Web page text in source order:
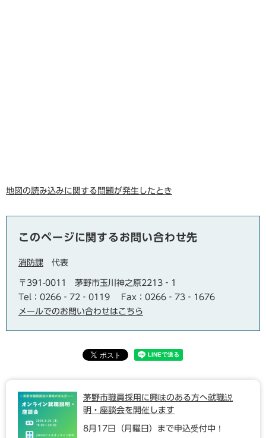
地図の読み込みに関する問題が発生したとき
このページに関するお問い合わせ先
消防課 代表
〒391-0011
茅野市玉川神之原2213‐1
Tel：0266‐72‐0119
Fax：0266‐73‐1676
メールでのお問い合わせはこちら
茅野市職員採用に興味のある方へ就職説
明・座談会を開催します
8月17日（月曜日）まで申込受付中！